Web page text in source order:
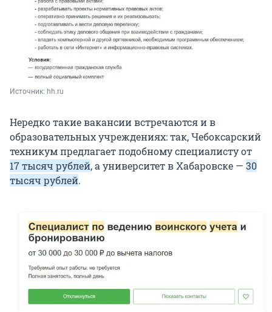
Источник: hh.ru
Нередко такие вакансии встречаются и в
образовательных учреждениях: так, Чебоксарский
техникум предлагает подобному специалисту от
17 тысяч рублей, а университет в Хабаровске — 30
тысяч рублей.